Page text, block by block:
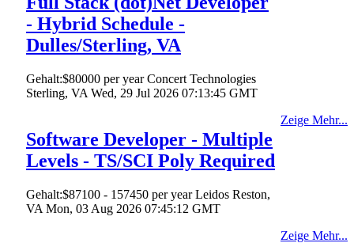
- Hybrid Schedule -
Dulles/Sterling, VA
Gehalt:$80000 per year Concert Technologies
Sterling, VA Wed, 29 Jul 2026 07:13:45 GMT
Software Developer - Multiple
Levels - TS/SCI Poly Required
Gehalt:$87100 - 157450 per year Leidos Reston,
VA Mon, 03 Aug 2026 07:45:12 GMT
Zeige Mehr...
Zeige Mehr...